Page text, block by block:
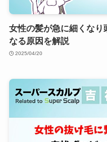
女性の髪が急に細くな
なる原因を解説
2025/04/20